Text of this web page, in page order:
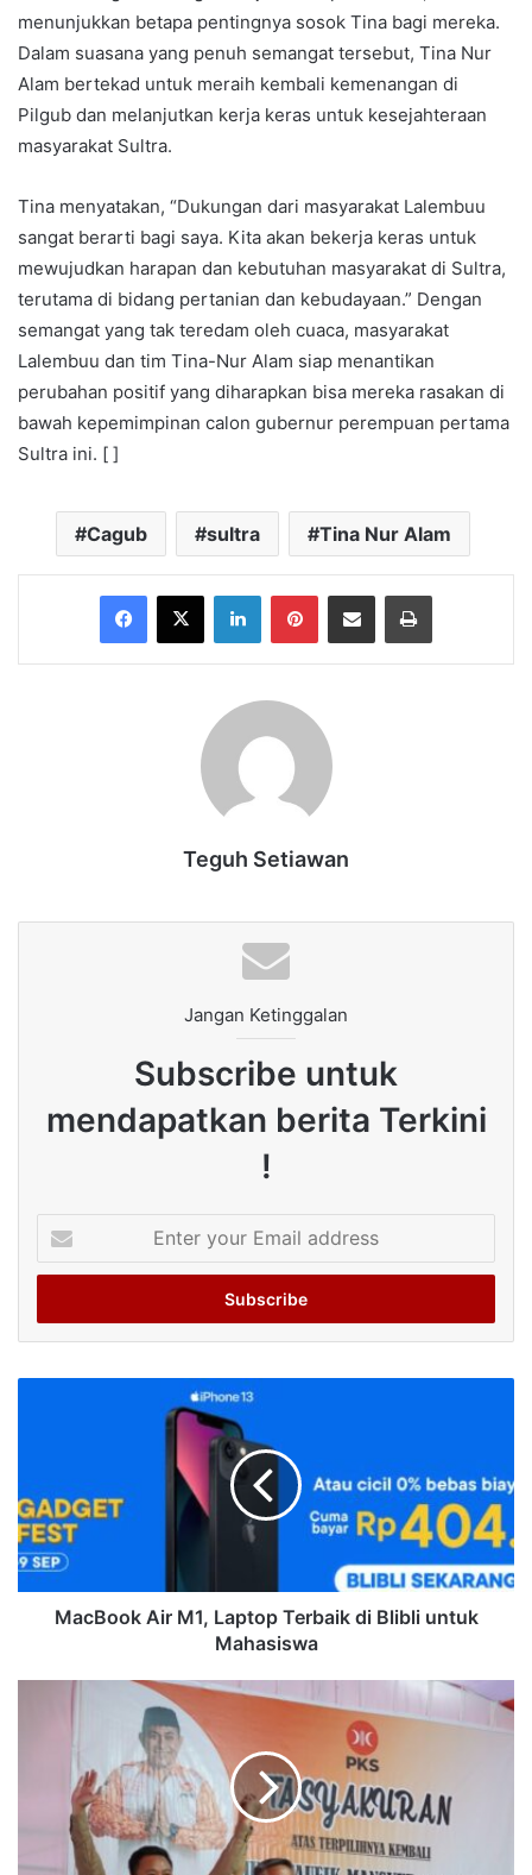
menunjukkan betapa pentingnya sosok Tina bagi mereka.
Dalam suasana yang penuh semangat tersebut, Tina Nur
Alam bertekad untuk meraih kembali kemenangan di
Pilgub dan melanjutkan kerja keras untuk kesejahteraan
masyarakat Sultra.
Tina menyatakan, “Dukungan dari masyarakat Lalembuu
sangat berarti bagi saya. Kita akan bekerja keras untuk
mewujudkan harapan dan kebutuhan masyarakat di Sultra,
terutama di bidang pertanian dan kebudayaan.” Dengan
semangat yang tak teredam oleh cuaca, masyarakat
Lalembuu dan tim Tina-Nur Alam siap menantikan
perubahan positif yang diharapkan bisa mereka rasakan di
bawah kepemimpinan calon gubernur perempuan pertama
Sultra ini. [ ]
Cagub sultra Tina Nur Alam
Facebook
X LinkedInPinterestShare via Email Print
Teguh Setiawan
Jangan Ketinggalan
Subscribe untuk
mendapatkan berita Terkini
!
your
Email
MacBook Air M1, Laptop Terbaik di Blibli untuk
Mahasiswa